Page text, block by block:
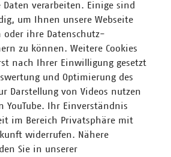
(Festlegungsverfahren AgNes)
Preise und Gebühren
THEMA PREISE UND GEBÜHREN
A-Z
Daten verarbeiten. Einige sind
um Ihnen unsere Webseite
ihre Datenschutz-
zu können. Weitere Cookies
nach Ihrer Einwilligung gesetzt
und Optimierung des
Darstellung von Videos nutzen
YouTube. Ihr Einverständnis
im Bereich Privatsphäre mit
widerrufen. Nähere
Sie in unserer